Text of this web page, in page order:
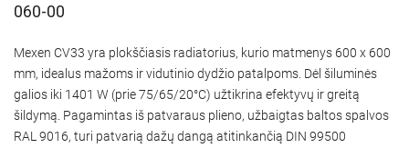
060-00
Mexen CV33 yra plokščiasis radiatorius, kurio matmenys 600 x 600
mm, idealus mažoms ir vidutinio dydžio patalpoms. Dėl šiluminės
galios iki 1401 W (prie 75/65/20°C) užtikrina efektyvų ir greitą
šildymą. Pagamintas iš patvaraus plieno, užbaigtas baltos spalvos
RAL 9016, turi patvarią dažų dangą atitinkančią DIN 99500